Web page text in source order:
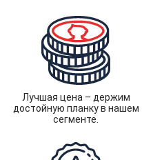
Лучшая цена – держим
достойную планку в нашем
сегменте.